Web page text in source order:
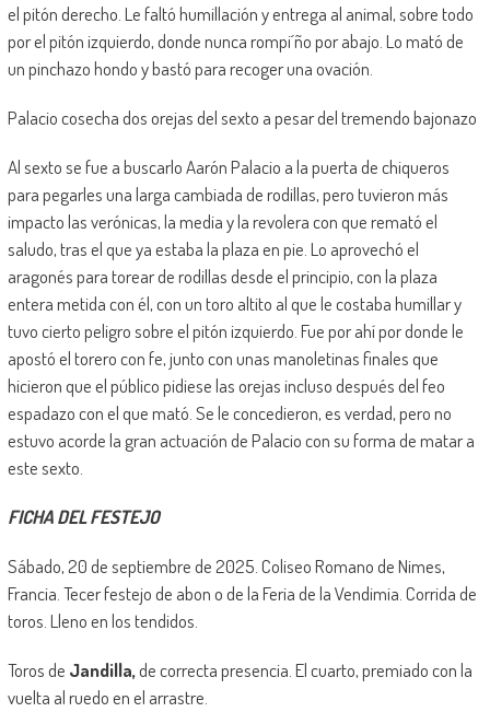
el pitón derecho. Le faltó humillación y entrega al animal, sobre todo
por el pitón izquierdo, donde nunca rompi´ño por abajo. Lo mató de
un pinchazo hondo y bastó para recoger una ovación.
Palacio cosecha dos orejas del sexto a pesar del tremendo bajonazo
Al sexto se fue a buscarlo Aarón Palacio a la puerta de chiqueros
para pegarles una larga cambiada de rodillas, pero tuvieron más
impacto las verónicas, la media y la revolera con que remató el
saludo, tras el que ya estaba la plaza en pie. Lo aprovechó el
aragonés para torear de rodillas desde el principio, con la plaza
entera metida con él, con un toro altito al que le costaba humillar y
tuvo cierto peligro sobre el pitón izquierdo. Fue por ahí por donde le
apostó el torero con fe, junto con unas manoletinas finales que
hicieron que el público pidiese las orejas incluso después del feo
espadazo con el que mató. Se le concedieron, es verdad, pero no
estuvo acorde la gran actuación de Palacio con su forma de matar a
este sexto.
FICHA DEL FESTEJO
Sábado, 20 de septiembre de 2025. Coliseo Romano de Nimes,
Francia. Tecer festejo de abon o de la Feria de la Vendimia. Corrida de
toros. Lleno en los tendidos.
Toros de Jandilla,de correcta presencia. El cuarto, premiado con la
vuelta al ruedo en el arrastre.